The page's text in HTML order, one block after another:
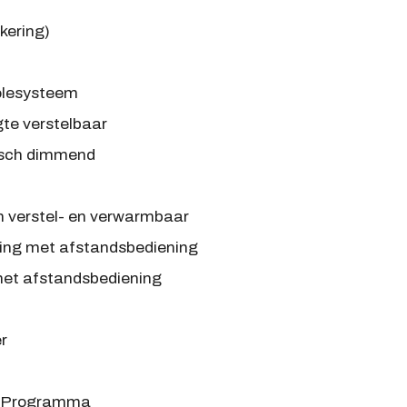
verstelbaar
dimmend
verstel- en verwarmbaar
met afstandsbediening
afstandsbediening